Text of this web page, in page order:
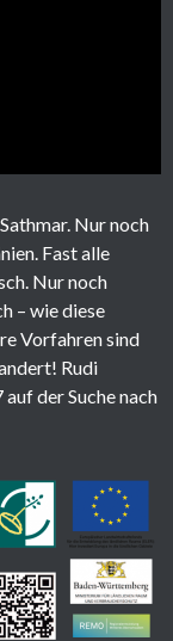
Nur noch
Fast alle
Nur noch
– wie diese
Vorfahren sind
Rudi
der Suche nach